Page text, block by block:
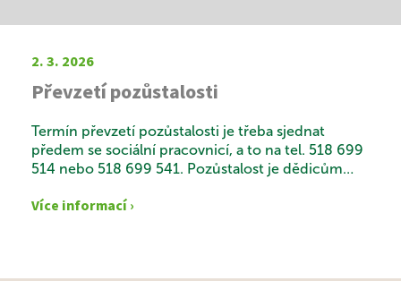
2. 3. 2026
Převzetí pozůstalosti
Termín převzetí pozůstalosti je třeba sjednat
předem se sociální pracovnicí, a to na tel. 518 699
514 nebo 518 699 541. Pozůstalost je dědicům
nabylo právní moci, a občanského průkazu.
Více informací ›